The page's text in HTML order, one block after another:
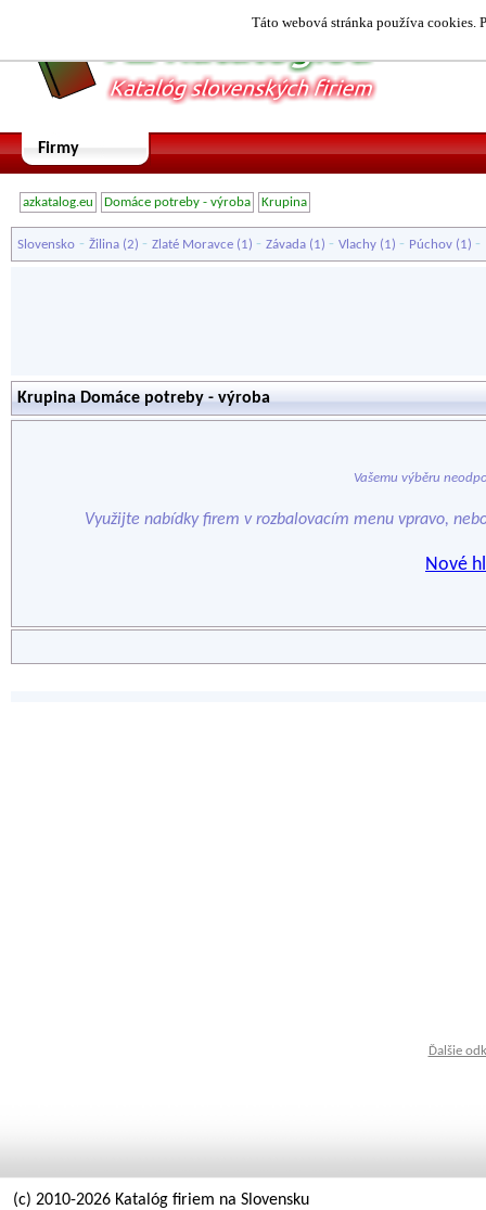
Táto webová stránka používa cookies.
Firmy
azkatalog.eu Domáce potreby - výroba Krupina
Slovensko - Žilina (2) - Zlaté Moravce (1) - Závada (1) - Vlachy (1) - Púchov (1) -
Krupina Domáce potreby - výroba
Vašemu výběru
Využijte nabídky firem v rozbalovacím menu vpravo,
Nové
Ďalšie
(c) 2010-2026 Katalóg firiem na Slovensku